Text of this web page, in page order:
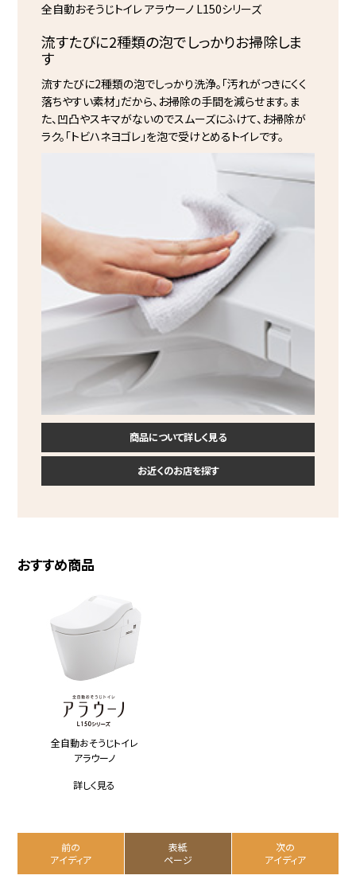
全自動おそうじトイレ アラウーノ L150シリーズ
流すたびに2種類の泡でしっかりお掃除しま
す
流すたびに2種類の泡でしっかり洗浄。「汚れがつきにくく
落ちやすい素材」だから、お掃除の手間を減らせます。ま
た、凹凸やスキマがないのでスムーズにふけて、お掃除が
ラク。「トビハネヨゴレ」を泡で受けとめるトイレです。
商品について詳しく見る
お近くのお店を探す
おすすめ商品
全自動おそうじトイレ
アラウーノ
詳しく見る
前の
アイディア
表紙
ページ
次の
アイディア